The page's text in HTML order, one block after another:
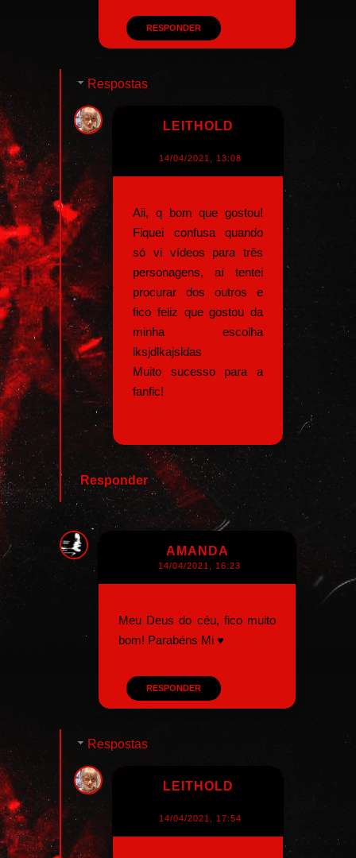
RESPONDER
Respostas
LEITHOLD
14/04/2021, 13:08
Aii, q bom que gostou!
Fiquei confusa quando
só vi vídeos para três
personagens, aí tentei
procurar dos outros e
fico feliz que gostou da
minha escolha
lksjdlkajsldas
Muito sucesso para a
fanfic!
Responder
AMANDA
14/04/2021, 16:23
Meu Deus do céu, fico muito
bom! Parabéns Mi ♥️
RESPONDER
Respostas
LEITHOLD
14/04/2021, 17:54